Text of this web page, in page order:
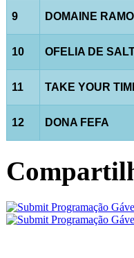
9 DOMAINE
10 OFELIA DE
11 TAKE YOUR
12 DONA FEFA